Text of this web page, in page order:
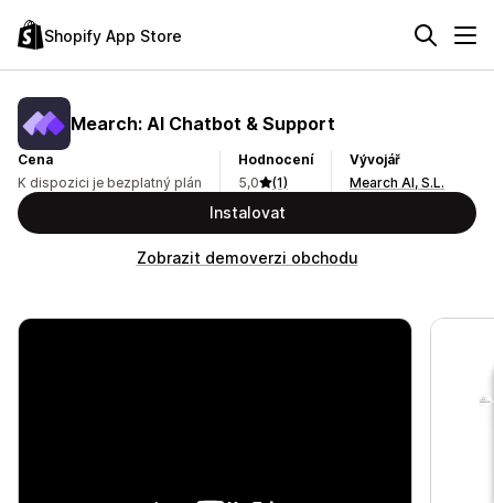
Shopify App Store
Mearch: AI Chatbot & Support
Cena
K dispozici je bezplatný plán
Hodnocení
5,0
(1)
Vývojář
Mearch AI, S.L.
Instalovat
Zobrazit demoverzi obchodu